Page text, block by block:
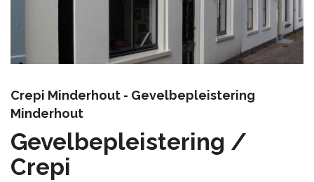
Crepi Minderhout - Gevelbepleistering
Minderhout
Gevelbepleistering /
Crepi